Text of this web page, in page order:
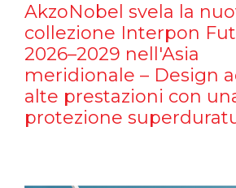
AkzoNobel svela la
collezione Interpon
2026–2029 nell'Asia
meridionale – Design
alte prestazioni con
protezione